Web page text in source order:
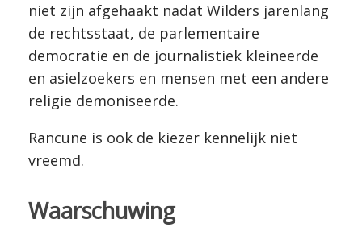
niet zijn afgehaakt nadat Wilders jarenlang
de rechtsstaat, de parlementaire
democratie en de journalistiek kleineerde
en asielzoekers en mensen met een andere
religie demoniseerde.
Rancune is ook de kiezer kennelijk niet
vreemd.
Waarschuwing